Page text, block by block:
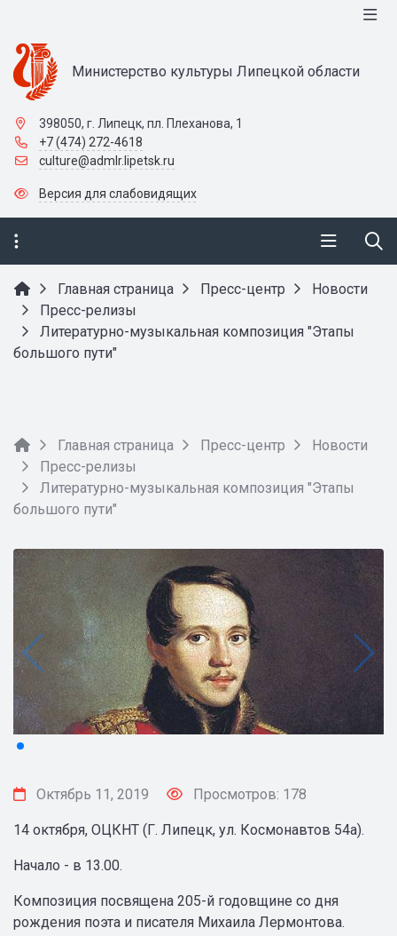
Министерство культуры Липецкой области
398050, г. Липецк, пл. Плеханова, 1
+7 (474) 272-4618
culture@admlr.lipetsk.ru
Версия для слабовидящих
Главная страница Пресс-центр
Новости
Пресс-релизы
Литературно-музыкальная композиция "Этапы
большого пути"
Главная страница Пресс-центр
Новости
Пресс-релизы
Литературно-музыкальная композиция "Этапы
большого пути"
Октябрь 11, 2019 Просмотров: 178
14 октября, ОЦКНТ (Г. Липецк, ул. Космонавтов 54а).
Начало - в 13.00.
Композиция посвящена 205-й годовщине со дня
рождения поэта и писателя Михаила Лермонтова.